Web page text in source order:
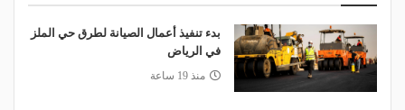
بدء تنفيذ أعمال الصيانة لطرق حي الملز
في الرياض
منذ 19 ساعة